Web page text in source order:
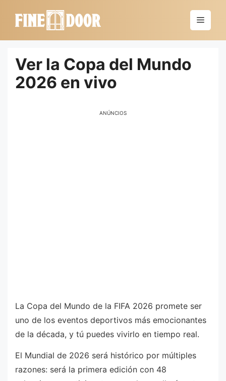
Menú
Ver la Copa del Mundo
2026 en vivo
ANÚNCIOS
La Copa del Mundo de la FIFA 2026 promete ser
uno de los eventos deportivos más emocionantes
de la década, y tú puedes vivirlo en tiempo real.
El Mundial de 2026 será histórico por múltiples
razones: será la primera edición con 48